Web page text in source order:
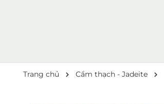
Trang chủ Cẩm thạch - Jadeite